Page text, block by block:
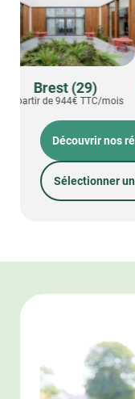
TTC/mois
Rueil-
À partir de
Découvrir nos
Sélectionner
06 - ANTIBES
06 - GRASSE
08 -